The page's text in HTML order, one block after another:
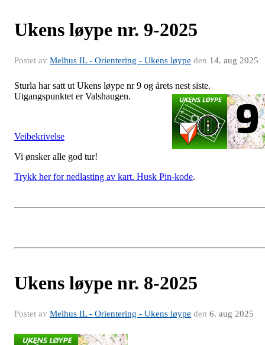
Ukens løype nr. 9-2025
Postet av Melhus IL - Orientering - Ukens løype den 14. aug 2025
Sturla har satt ut Ukens løype nr 9 og årets nest siste.
Utgangspunktet er Valshaugen.
Veibekrivelse
Vi ønsker alle god tur!
Trykk her for nedlasting av kart. Husk Pin-kode.
Ukens løype nr. 8-2025
Postet av Melhus IL - Orientering - Ukens løype den 6. aug 2025